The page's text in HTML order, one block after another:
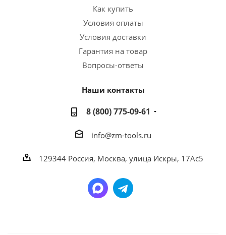
Как купить
Условия оплаты
Условия доставки
Гарантия на товар
Вопросы-ответы
Наши контакты
8 (800) 775-09-61
info@zm-tools.ru
129344 Россия, Москва, улица Искры, 17Ас5